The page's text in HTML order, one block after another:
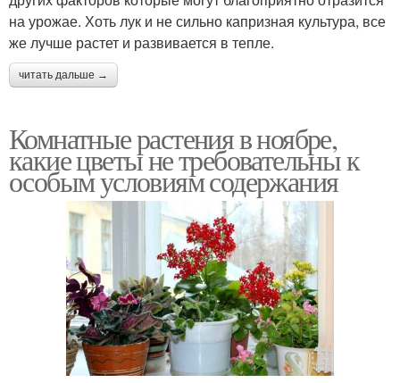
на урожае. Хоть лук и не сильно капризная культура, все
же лучше растет и развивается в тепле.
читать дальше →
Комнатные растения в ноябре,
какие цветы не требовательны к
особым условиям содержания